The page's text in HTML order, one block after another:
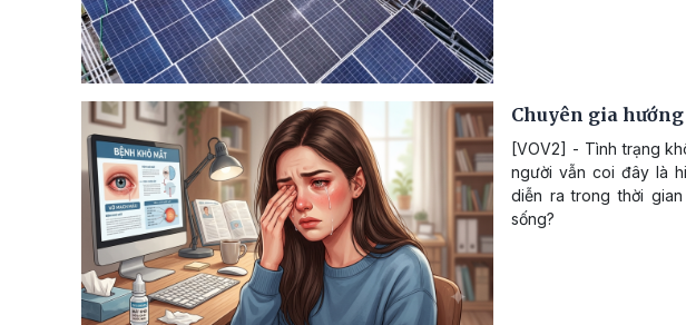
Chuyên gia
[VOV2] - Tình trạng
người vẫn coi đây là
diễn ra trong thời
sống?